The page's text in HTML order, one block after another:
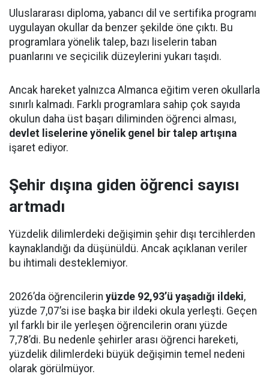
Uluslararası diploma, yabancı dil ve sertifika programı
uygulayan okullar da benzer şekilde öne çıktı. Bu
programlara yönelik talep, bazı liselerin taban
puanlarını ve seçicilik düzeylerini yukarı taşıdı.
Ancak hareket yalnızca Almanca eğitim veren okullarla
sınırlı kalmadı. Farklı programlara sahip çok sayıda
okulun daha üst başarı diliminden öğrenci alması,
devlet liselerine yönelik genel bir talep artışına
işaret ediyor.
Şehir dışına giden öğrenci sayısı
artmadı
Yüzdelik dilimlerdeki değişimin şehir dışı tercihlerden
kaynaklandığı da düşünüldü. Ancak açıklanan veriler
bu ihtimali desteklemiyor.
2026’da öğrencilerin yüzde 92,93’ü yaşadığı ildeki,
yüzde 7,07’si ise başka bir ildeki okula yerleşti. Geçen
yıl farklı bir ile yerleşen öğrencilerin oranı yüzde
7,78’di. Bu nedenle şehirler arası öğrenci hareketi,
yüzdelik dilimlerdeki büyük değişimin temel nedeni
olarak görülmüyor.